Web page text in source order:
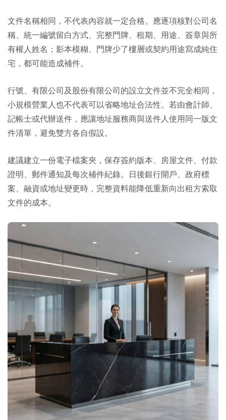
文件名稱相同，不代表內容就一定合格。應逐項核對公司名
稱、統一編號留白方式、完整門牌、租期、用途、簽章與所
有權人姓名；影本模糊、門牌少了樓層或契約用途寫成純住
宅，都可能造成補件。
行號、有限公司及股份有限公司的設立文件並不完全相同，
小規模營業人也不代表可以省略地址合法性。若由會計師、
記帳士或代辦送件，應讓地址服務商與送件人使用同一版文
件清單，避免雙方各自假設。
建議建立一份電子檔案夾，保存簽約版本、房屋文件、付款
證明、郵件通知及每次補件紀錄。日後銀行開戶、政府標
案、融資或地址變更時，完整資料能降低重新向出租方索取
文件的成本。